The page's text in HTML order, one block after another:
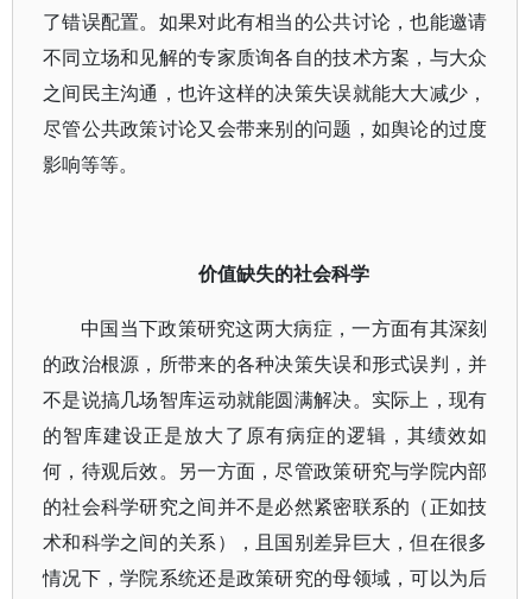
了错误配置。如果对此有相当的公共讨论，也能邀请
不同立场和见解的专家质询各自的技术方案，与大众
之间民主沟通，也许这样的决策失误就能大大减少，
尽管公共政策讨论又会带来别的问题，如舆论的过度
影响等等。
价值缺失的社会科学
中国当下政策研究这两大病症，一方面有其深刻
的政治根源，所带来的各种决策失误和形式误判，并
不是说搞几场智库运动就能圆满解决。实际上，现有
的智库建设正是放大了原有病症的逻辑，其绩效如
何，待观后效。另一方面，尽管政策研究与学院内部
的社会科学研究之间并不是必然紧密联系的（正如技
术和科学之间的关系），且国别差异巨大，但在很多
情况下，学院系统还是政策研究的母领域，可以为后